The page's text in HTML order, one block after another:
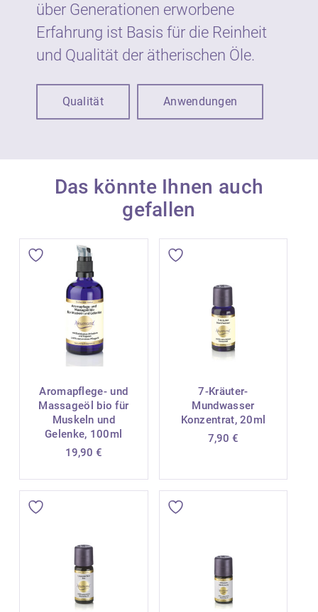
über Generationen erworbene
Erfahrung ist Basis für die Reinheit
und Qualität der ätherischen Öle.
Qualität Anwendungen
Das könnte Ihnen auch
gefallen
Aromapflege- und
Massageöl bio für
Muskeln und
Gelenke, 100ml
19,90 €
7-Kräuter-
Mundwasser
Konzentrat, 20ml
7,90 €